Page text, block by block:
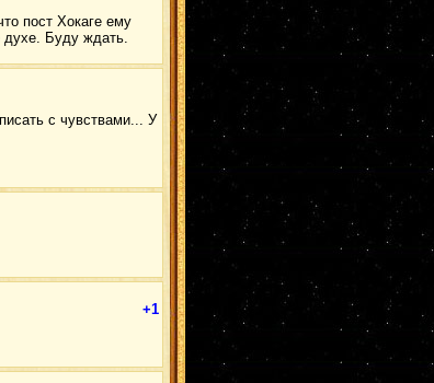
пост Хокаге ему
духе. Буду ждать.
с чувствами... У
+1
ДанЦуна
(2)
итасаку
Канкуро
ГенмаЮгао (2)
ГааЛи
(2)
Моеги
(1)
СайХана
ИтаКонан
Киба/Хина
(1)
ГааИно(1)
Асума (1)
ГааТема
(1)
ХиданТен
(1)
КабуСаку
ЧоуИно